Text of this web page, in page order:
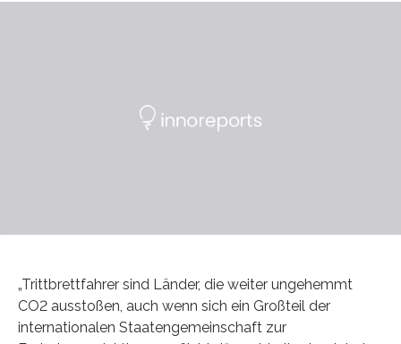
„Trittbrettfahrer sind Länder, die weiter ungehemmt
CO2 ausstoßen, auch wenn sich ein Großteil der
internationalen Staatengemeinschaft zur